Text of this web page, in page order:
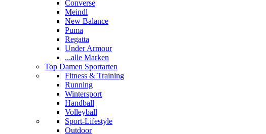
Converse
Meindl
New Balance
Puma
Regatta
Under Armour
...alle Marken
Top Damen Sportarten
Fitness & Training
Running
Wintersport
Handball
Volleyball
Sport-Lifestyle
Outdoor